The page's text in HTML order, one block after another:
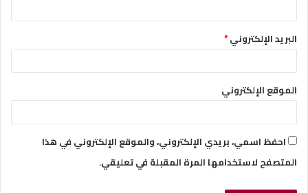
البريد الإلكتروني*
الموقع الإلكتروني
احفظ اسمي، بريدي الإلكتروني، والموقع الإلكتروني في هذا
المتصفح لاستخدامها المرة المقبلة في تعليقي.